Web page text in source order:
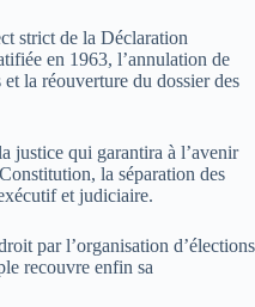
strict de la Déclaration
en 1963, l’annulation de
la réouverture du dossier des
justice qui garantira à l’avenir
la séparation des
et judiciaire.
par l’organisation d’élections
recouvre enfin sa